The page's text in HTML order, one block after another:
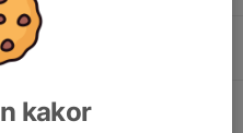
kakor